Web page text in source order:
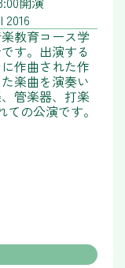
教育コース学
す。出演する
作曲された作
楽曲を演奏い
管楽器、打楽
の公演です。